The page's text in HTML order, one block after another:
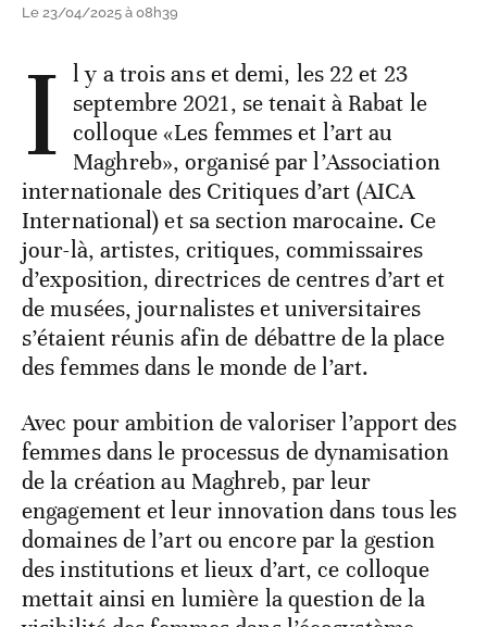
Le 23/04/2025 à 08h39
I l y a trois ans et demi, les 22 et 23
septembre 2021, se tenait à Rabat le
colloque «Les femmes et l’art au
Maghreb», organisé par l’Association
internationale des Critiques d’art (AICA
International) et sa section marocaine. Ce
jour-là, artistes, critiques, commissaires
d’exposition, directrices de centres d’art et
de musées, journalistes et universitaires
s’étaient réunis afin de débattre de la place
des femmes dans le monde de l’art.
Avec pour ambition de valoriser l’apport des
femmes dans le processus de dynamisation
de la création au Maghreb, par leur
engagement et leur innovation dans tous les
domaines de l’art ou encore par la gestion
des institutions et lieux d’art, ce colloque
mettait ainsi en lumière la question de la